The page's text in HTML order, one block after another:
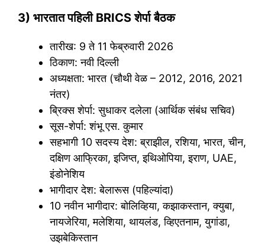
3) भारतात पहिली BRICS शेर्पा बैठक
तारीख: 9 ते 11 फेब्रुवारी 2026
ठिकाण: नवी दिल्ली
अध्यक्षता: भारत (चौथी वेळ – 2012, 2016, 2021
नंतर)
ब्रिक्स शेर्पा: सुधाकर दलेला (आर्थिक संबंध सचिव)
सूस-शेर्पा: शंभू एस. कुमार
सहभागी 10 सदस्य देश: ब्राझील, रशिया, भारत, चीन,
दक्षिण आफ्रिका, इजिप्त, इथिओपिया, इराण, UAE,
इंडोनेशिय
भागीदार देश: बेलारूस (पहिल्यांदा)
10 नवीन भागीदार: बोलिव्हिया, कझाकस्तान, क्युबा,
नायजेरिया, मलेशिया, थायलंड, व्हिएतनाम, युगांडा,
उझबेकिस्तान